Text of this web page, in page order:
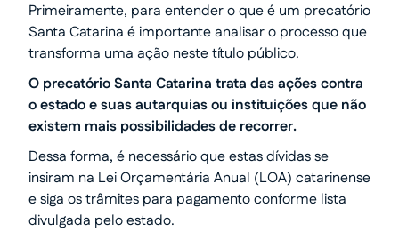
Primeiramente, para entender o que é um precatório
Santa Catarina é importante analisar o processo que
transforma uma ação neste título público.
O precatório Santa Catarina trata das ações contra
o estado e suas autarquias ou instituições que não
existem mais possibilidades de recorrer.
Dessa forma, é necessário que estas dívidas se
insiram na Lei Orçamentária Anual (LOA) catarinense
e siga os trâmites para pagamento conforme lista
divulgada pelo estado.